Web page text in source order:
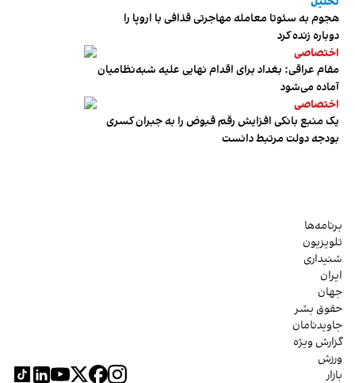
هجوم به سئوتا معامله مهاجرتی قذافی با اروپا را
دوباره زنده کرد
اختصاصی
مقام عراقی: بغداد برای اقدام نهایی علیه شبه‌نظامیان
آماده می‌شود
اختصاصی
یک منبع بانکی افزایش رقم قبوض را به جبران کسری
بودجه دولت مرتبط دانست
برنامه‌ها
تلویزیون
شنیداری
ایران
جهان
حقوق بشر
جاویدنامان
گزارش ویژه
ورزش
بازار